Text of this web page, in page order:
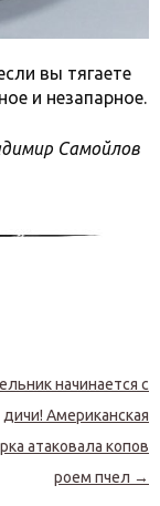
вы тягаете
и незапарное.
Самойлов
начинается с
дичи! Американская
атаковала копов
роем пчел →